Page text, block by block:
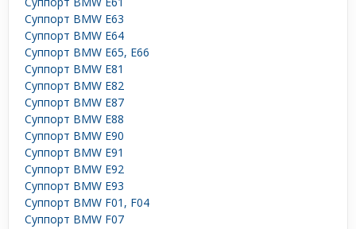
Суппорт BMW E63
Суппорт BMW E64
Суппорт BMW E65, E66
Суппорт BMW E81
Суппорт BMW E82
Суппорт BMW E87
Суппорт BMW E88
Суппорт BMW E90
Суппорт BMW E91
Суппорт BMW E92
Суппорт BMW E93
Суппорт BMW F01, F04
Суппорт BMW F07